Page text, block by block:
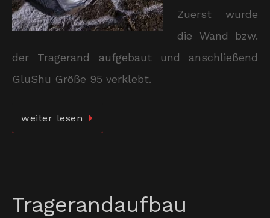
Zuerst wurde
die Wand bzw.
der Tragerand aufgebaut und anschließend
GluShu Größe 95 verklebt.
weiter lesen
Tragerandaufbau